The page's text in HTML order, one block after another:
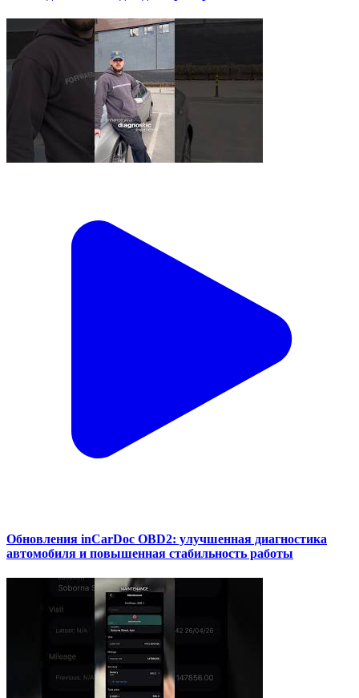
Обновления inCarDoc OBD2: улучшенная диагностика
автомобиля и повышенная стабильность работы